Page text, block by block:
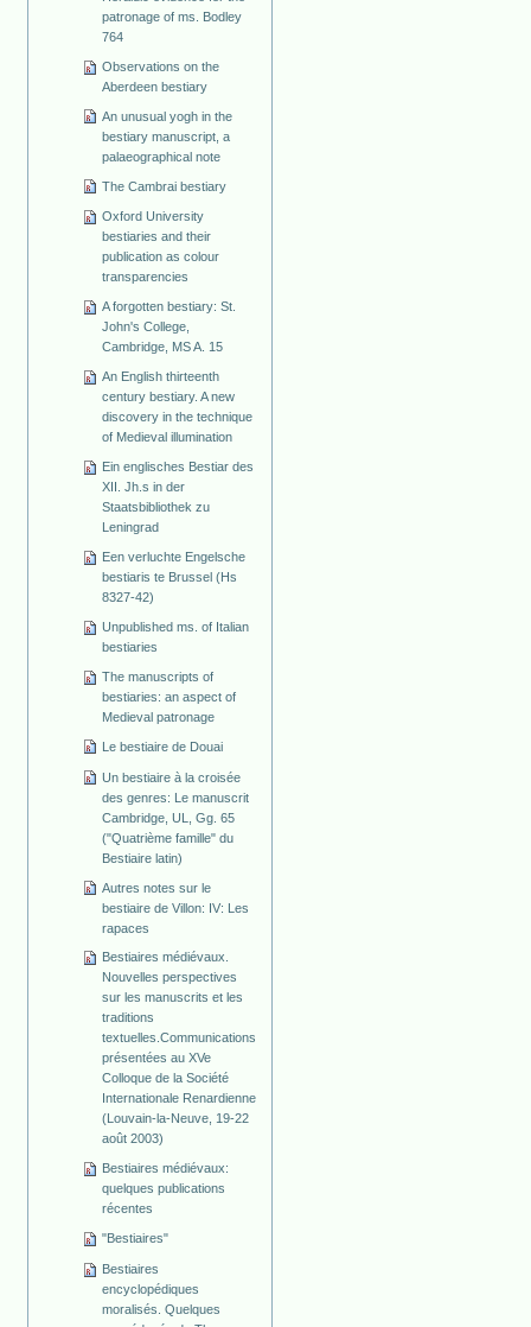
patronage of ms. Bodley
764
Observations on the
Aberdeen bestiary
An unusual yogh in the
bestiary manuscript, a
palaeographical note
The Cambrai bestiary
Oxford University
bestiaries and their
publication as colour
transparencies
A forgotten bestiary: St.
John's College,
Cambridge, MS A. 15
An English thirteenth
century bestiary. A new
discovery in the technique
of Medieval illumination
Ein englisches Bestiar des
XII. Jh.s in der
Staatsbibliothek zu
Leningrad
Een verluchte Engelsche
bestiaris te Brussel (Hs
8327-42)
Unpublished ms. of Italian
bestiaries
The manuscripts of
bestiaries: an aspect of
Medieval patronage
Le bestiaire de Douai
Un bestiaire à la croisée
des genres: Le manuscrit
Cambridge, UL, Gg. 65
("Quatrième famille" du
Bestiaire latin)
Autres notes sur le
bestiaire de Villon: IV: Les
rapaces
Bestiaires médiévaux.
Nouvelles perspectives
sur les manuscrits et les
traditions
textuelles.Communications
présentées au XVe
Colloque de la Société
Internationale Renardienne
(Louvain-la-Neuve, 19-22
août 2003)
Bestiaires médiévaux:
quelques publications
récentes
"Bestiaires"
Bestiaires
encyclopédiques
moralisés. Quelques